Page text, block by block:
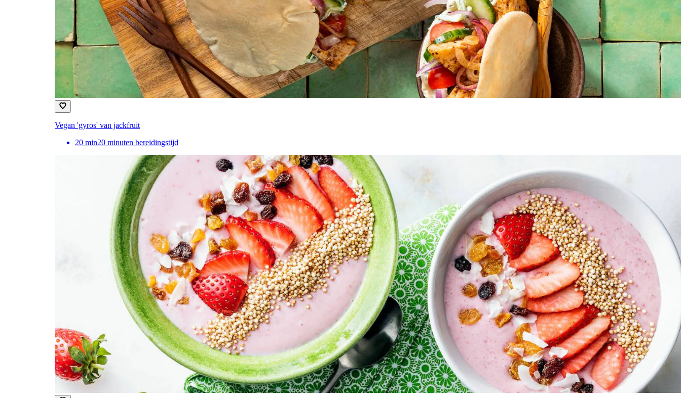
Vegan 'gyros' van jackfruit
20 min20 minuten bereidingstijd